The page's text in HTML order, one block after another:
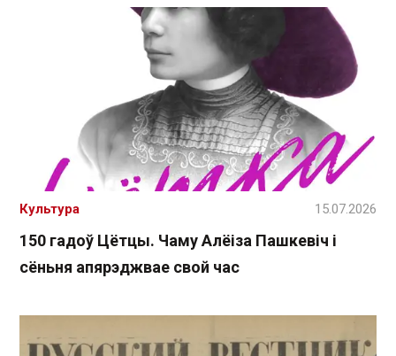
150 гадоў Цётцы. Чаму Алёіза Пашкевіч і
сёньня апярэджвае свой час
Культура 15.07.2026